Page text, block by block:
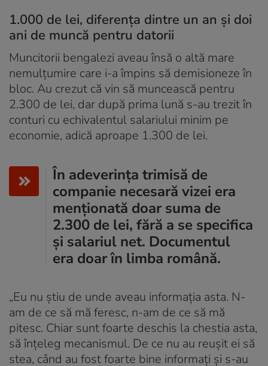
1.000 de lei, diferența dintre un an și doi
ani de muncă pentru datorii
Muncitorii bengalezi aveau însă o altă mare
nemulțumire care i-a împins să demisioneze în
bloc. Au crezut că vin să muncească pentru
2.300 de lei, dar după prima lună s-au trezit în
conturi cu echivalentul salariului minim pe
economie, adică aproape 1.300 de lei.
În adeverința trimisă de
companie necesară vizei era
menționată doar suma de
2.300 de lei, fără a se specifica
și salariul net. Documentul
era doar în limba română.
„Eu nu știu de unde aveau informația asta. N-
am de ce să mă feresc, n-am de ce să mă
pitesc. Chiar sunt foarte deschis la chestia asta,
să înțeleg mecanismul. De ce nu au reușit ei să
stea, când au fost foarte bine informați și s-au